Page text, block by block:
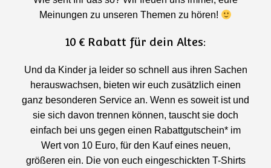
Meinungen zu unseren Themen zu hören!
10 € Rabatt für dein Altes:
Und da Kinder ja leider so schnell aus ihren Sachen
herauswachsen, bieten wir euch zusätzlich einen
ganz besonderen Service an. Wenn es soweit ist und
sie sich davon trennen können, tauscht sie doch
einfach bei uns gegen einen Rabattgutschein* im
Wert von 10 Euro, für den Kauf eines neuen,
größeren ein. Die von euch eingeschickten T-Shirts